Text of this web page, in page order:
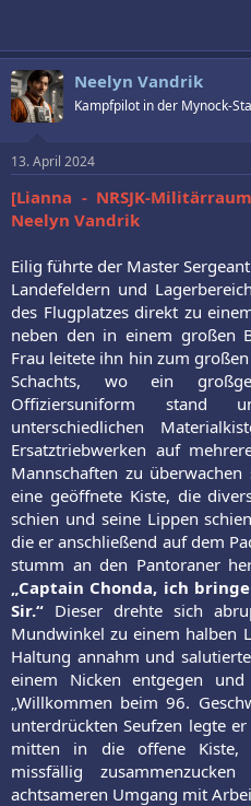
Neelyn Vandrik
Kampfpilot in der Mynock-
13. April 2024
[Lianna - NRSJK-
Neelyn Vandrik
Eilig führte der Master Sergeant
Landefeldern und
des Flugplatzes direkt zu
neben den in einem großen
Frau leitete ihn hin zum
Schachts, wo ein
Offiziersuniform stand
unterschiedlichen
Ersatztriebwerken auf
Mannschaften zu
eine geöffnete Kiste, die
schien und seine Lippen
die er anschließend auf dem
stumm an den Pantoraner
„Captain Chonda, ich
Sir.“ Dieser drehte sich
Mundwinkel zu einem halben
Haltung annahm und
einem Nicken entgegen
„Willkommen beim 96.
unterdrückten Seufzen legte
mitten in die offene Kiste,
missfällig
achtsameren Umgang mit